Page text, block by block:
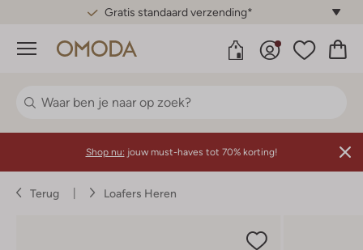
Gratis standaard verzending*
Menu
Shop nu: jouw must-haves tot 70% korting!
Terug Loafers Heren